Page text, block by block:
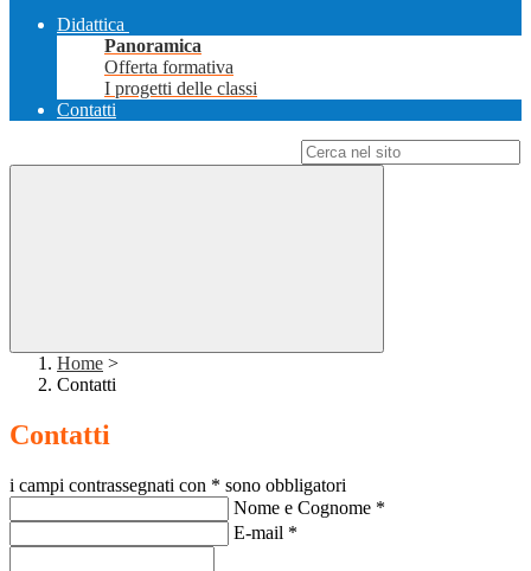
Didattica
Panoramica
Offerta formativa
I progetti delle classi
Contatti
Home >
Contatti
Contatti
i campi contrassegnati con * sono obbligatori
Nome e Cognome *
E-mail *